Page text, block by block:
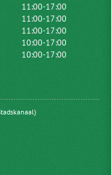
11:00-17:00
11:00-17:00
11:00-17:00
10:00-17:00
10:00-17:00